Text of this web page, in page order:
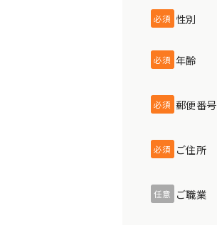
必須 性別
必須 年齢
必須 郵便番号
必須 ご住所
任意 ご職業